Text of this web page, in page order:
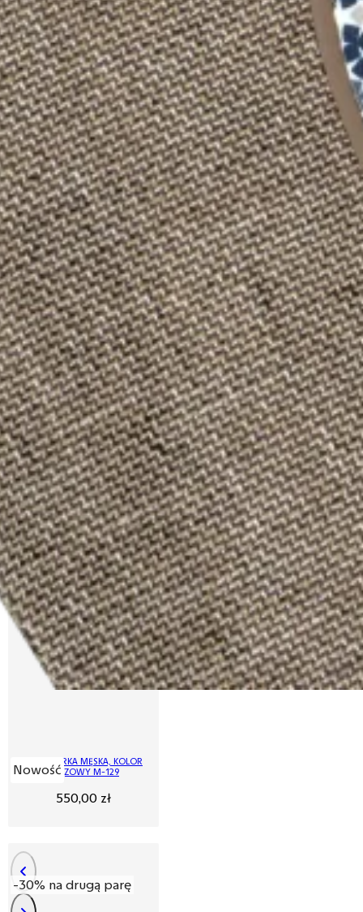
Nowość
MARYNARKA MĘSKA, KOLOR
BRĄZOWY M-129
550,00 zł
-30% na drugą parę